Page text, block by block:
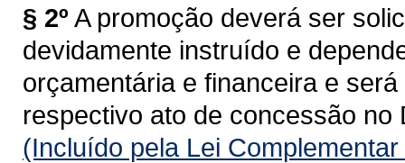
§ 2º A promoção deverá ser
devidamente instruído e
orçamentária e financeira e
respectivo ato de concessão
(Incluído pela Lei